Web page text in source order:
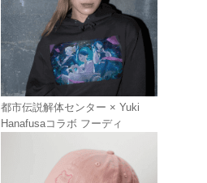
都市伝説解体センター × Yuki
Hanafusaコラボ フーディ